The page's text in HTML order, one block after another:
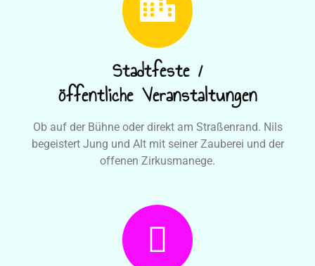
Stadtfeste /
öffentliche Veranstaltungen
Ob auf der Bühne oder direkt am Straßenrand. Nils
begeistert Jung und Alt mit seiner Zauberei und der
offenen Zirkusmanege.